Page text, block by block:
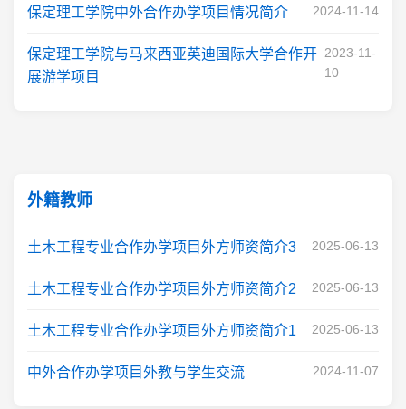
保定理工学院中外合作办学项目情况简介 2024-11-14
保定理工学院与马来西亚英迪国际大学合作开
展游学项目
2023-11-
10
外籍教师
土木工程专业合作办学项目外方师资简介3 2025-06-13
土木工程专业合作办学项目外方师资简介2 2025-06-13
土木工程专业合作办学项目外方师资简介1 2025-06-13
中外合作办学项目外教与学生交流 2024-11-07